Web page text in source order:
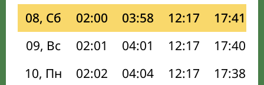
08, Сб
02:00 03:58 12:17 17:41
09, Вс
02:01 04:01 12:17 17:40
10, Пн
02:02 04:04 12:17 17:38